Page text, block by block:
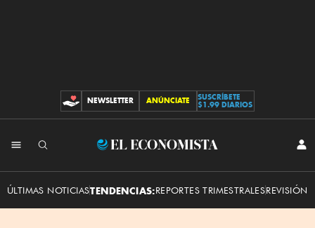
CONTRIBUCIONES
NEWSLETTER ANÚNCIATE
SUSCRÍBETE
$1.99 DIARIOS
El
ÚLTIMAS NOTICIASTENDENCIAS:REPORTES TRIMESTRALESREVISIÓN